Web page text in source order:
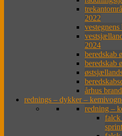
2022
2024
beredskab
beredskab
århus
rednings – dykker –
redning –
falck